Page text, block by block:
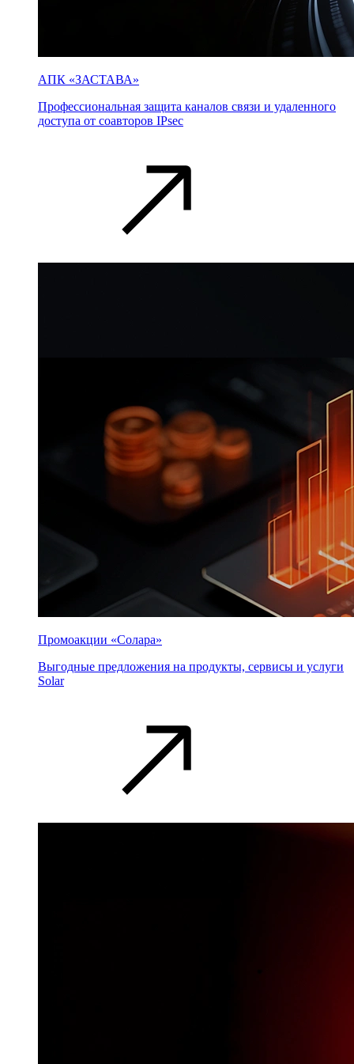
АПК «ЗАСТАВА»
Профессиональная защита каналов связи и удаленного
доступа от соавторов IPsec
Промоакции «Солара»
Выгодные предложения на продукты, сервисы и услуги
Solar